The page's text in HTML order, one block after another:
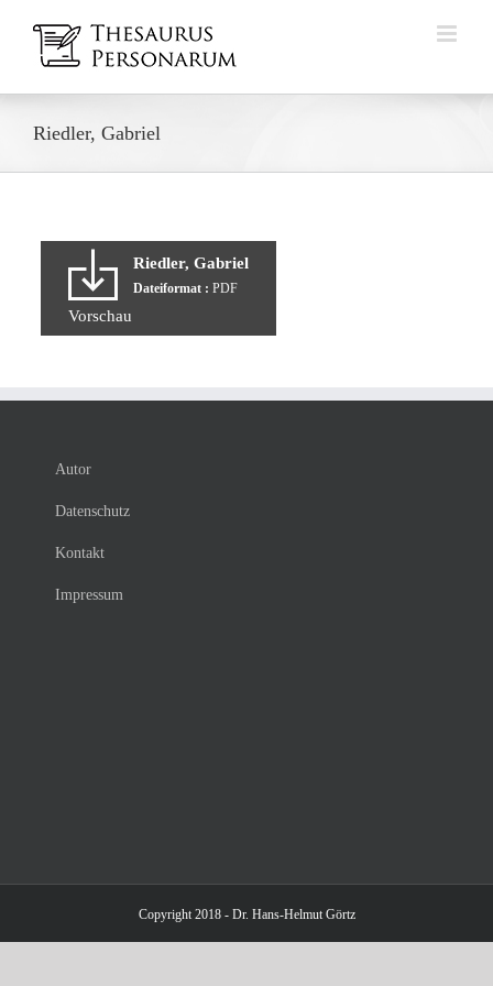
Inhalt
springen
Riedler, Gabriel
Riedler, Gabriel
Dateiformat : PDF
Vorschau
Autor
Datenschutz
Kontakt
Impressum
Copyright 2018 - Dr. Hans-Helmut Görtz